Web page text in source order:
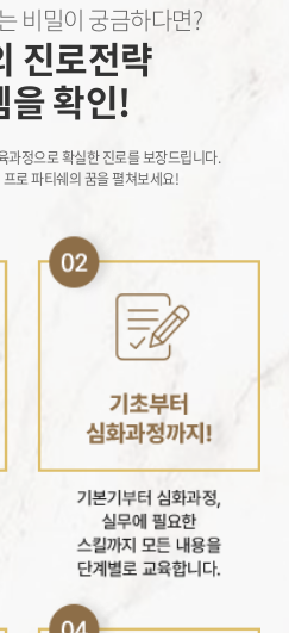
비밀이 궁금하다면?
진로전략
을 확인!
과정으로 확실한 진로를 보장드립니다.
로 파티쉐의 꿈을 펼쳐보세요!